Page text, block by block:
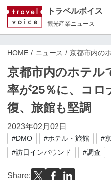
トラベルボイス
観光産業ニュース
HOME ニュース 京都市内の
京都市内のホテル
率が25％に、コロ
復、旅館も堅調
2023年02月02日
#DMO #ホテル・旅館 #
#訪日インバウンド
#調査
Share: